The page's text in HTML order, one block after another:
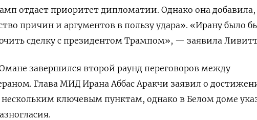
отдает приоритет дипломатии. Однако она добавила,
причин и аргументов в пользу удара». «Ирану было
сделку с президентом Трампом», — заявила
завершился второй раунд переговоров между
Глава МИД Ирана Аббас Аракчи заявил о
нескольким ключевым пунктам, однако в Белом доме